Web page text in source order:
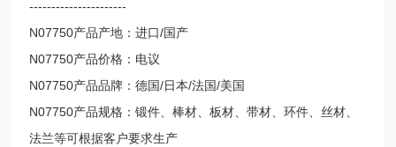
----------------------
N07750产品产地：进口/国产
N07750产品价格：电议
N07750产品品牌：德国/日本/法国/美国
N07750产品规格：锻件、棒材、板材、带材、环件、丝材、
法兰等可根据客户要求生产